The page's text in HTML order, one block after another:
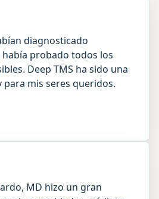
diagnosticado
había probado todos los
Deep TMS ha sido una
para mis seres queridos.
MD hizo un gran